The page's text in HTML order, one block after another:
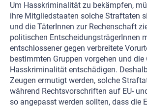
Um Hasskriminalität zu bekämpfen,
ihre Mitgliedstaaten solche Straftaten
und die TäterInnen zur Rechenschaft
politischen EntscheidungsträgerInnen
entschlossener gegen verbreitete
bestimmten Gruppen vorgehen und die
Hasskriminalität entschädigen.
Zeugen ermutigt werden, solche
während Rechtsvorschriften auf EU-
so angepasst werden sollten, dass die